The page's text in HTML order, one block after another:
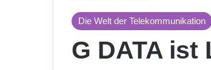
Die Welt der Telekommunikation
G DATA ist